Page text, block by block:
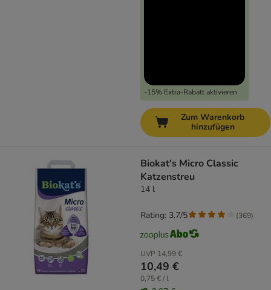
-15% Extra-Rabatt aktivieren
Zum Warenkorb
hinzufügen
Biokat's Micro Classic
Katzenstreu
14 l
UVP 14,99 €
10,49 €
0,75 € / l
Rating: 3.7/5 (369)